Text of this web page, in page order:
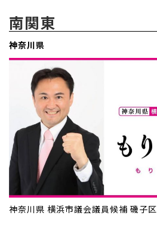
南関東
神奈川県
神奈川県 横浜市議会議員候補 磯子区